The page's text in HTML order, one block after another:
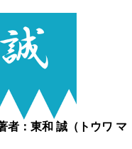
者：東和 誠（トウワ マ